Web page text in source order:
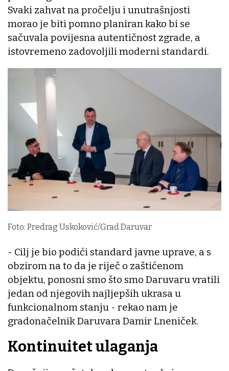
Svaki zahvat na pročelju i unutrašnjosti
morao je biti pomno planiran kako bi se
sačuvala povijesna autentičnost zgrade, a
istovremeno zadovoljili moderni standardi.
Foto: Predrag Uskoković/Grad Daruvar
- Cilj je bio podići standard javne uprave, a s
obzirom na to da je riječ o zaštićenom
objektu, ponosni smo što smo Daruvaru vratili
jedan od njegovih najljepših ukrasa u
funkcionalnom stanju - rekao nam je
gradonačelnik Daruvara Damir Lneniček.
Kontinuitet ulaganja